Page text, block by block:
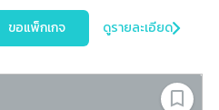
ขอแพ็กเกจ ดูรายละเอียด